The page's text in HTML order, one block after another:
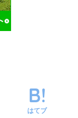
はてブ